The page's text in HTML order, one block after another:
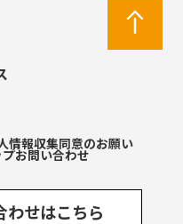
情報収集同意のお願い
お問い合わせ
わせはこちら